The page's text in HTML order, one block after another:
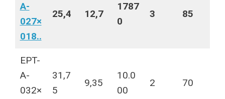
A-
027×
018..
25,4 12,7
1787
0
3 85
EPT-
A-
032×
31,7
5
9,35
10.0
00
2 70